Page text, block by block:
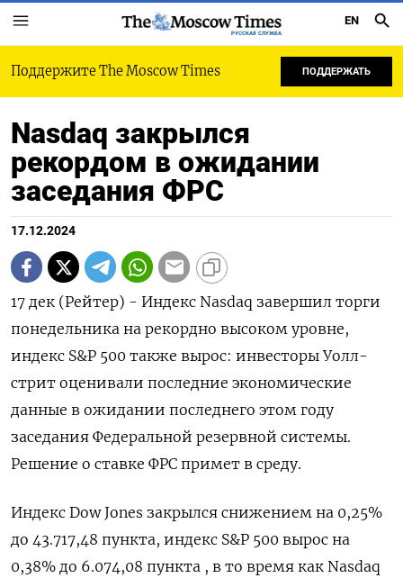
РУССКАЯ СЛУЖБА
EN
Поддержите The Moscow Times ПОДДЕРЖАТЬ
Nasdaq закрылся
рекордом в ожидании
заседания ФРС
17.12.2024
17 дек (Рейтер) - Индекс Nasdaq завершил торги
понедельника на рекордно высоком уровне,
индекс S&P 500 также вырос: инвесторы Уолл-
стрит оценивали последние экономические
данные в ожидании последнего этом году
заседания Федеральной резервной системы.
Решение о ставке ФРС примет в среду.
Индекс Dow Jones закрылся снижением на 0,25%
до 43.717,48 пункта, индекс S&P 500 вырос на
0,38% до 6.074,08 пункта , в то время как Nasdaq